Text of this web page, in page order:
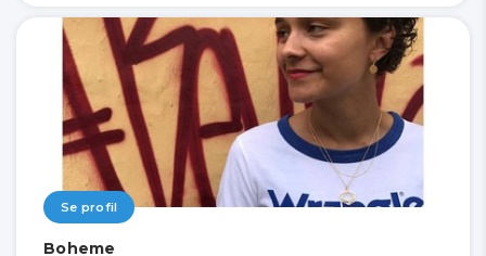
Se profil
Boheme